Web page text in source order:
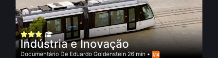
Indústria e Inovação
DocumentárioDe Eduardo Goldenstein26 min •